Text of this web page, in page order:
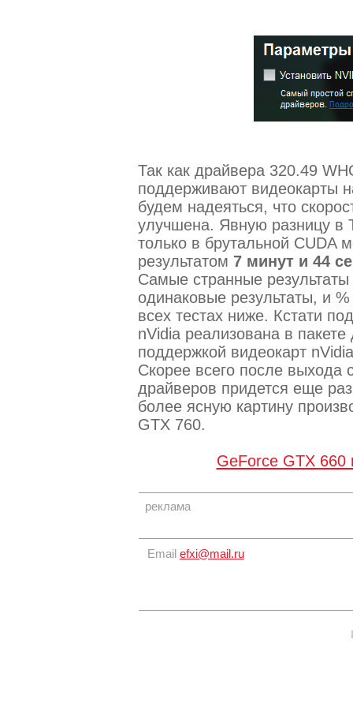
Так как драйвера 320.49
поддерживают видеокарты
будем надеяться, что
улучшена. Явную разницу в
только в брутальной CUDA
результатом 7 минут и 44
Самые странные
одинаковые результаты, и
всех тестах ниже. Кстати
nVidia реализована в
поддержкой видеокарт
Скорее всего после выхода
драйверов придется еще
более ясную картину
GTX 760.
GeForce GTX 660
реклама
Email efxi@mail.ru